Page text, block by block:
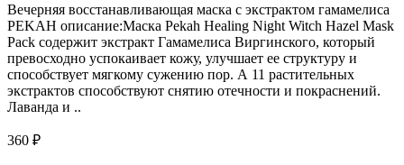
Вечерняя восстанавливающая маска с экстрактом гамамелиса
PEKAH описание:Маска Pekah Healing Night Witch Hazel Mask
Pack содержит экстракт Гамамелиса Виргинского, который
превосходно успокаивает кожу, улучшает ее структуру и
способствует мягкому сужению пор. А 11 растительных
экстрактов способствуют снятию отечности и покраснений.
Лаванда и ..
360 ₽